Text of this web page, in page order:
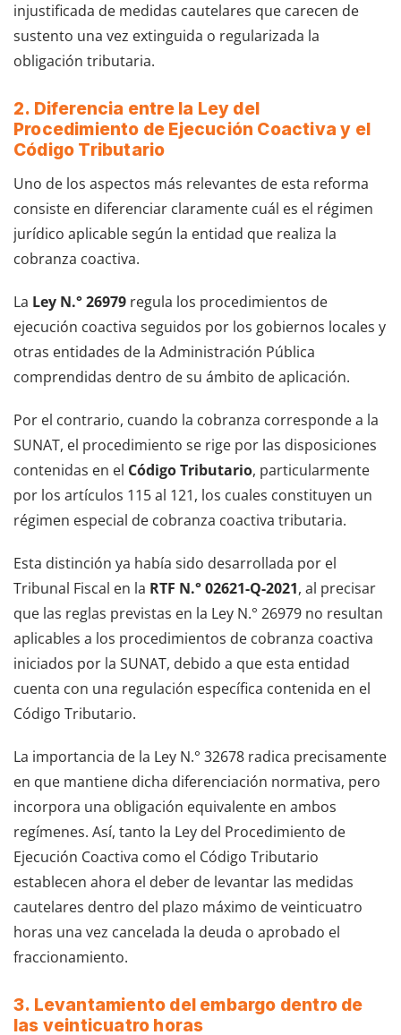
injustificada de medidas cautelares que carecen de
sustento una vez extinguida o regularizada la
obligación tributaria.
2. Diferencia entre la Ley del
Procedimiento de Ejecución Coactiva y el
Código Tributario
Uno de los aspectos más relevantes de esta reforma
consiste en diferenciar claramente cuál es el régimen
jurídico aplicable según la entidad que realiza la
cobranza coactiva.
La Ley N.° 26979 regula los procedimientos de
ejecución coactiva seguidos por los gobiernos locales y
otras entidades de la Administración Pública
comprendidas dentro de su ámbito de aplicación.
Por el contrario, cuando la cobranza corresponde a la
SUNAT, el procedimiento se rige por las disposiciones
contenidas en el Código Tributario, particularmente
por los artículos 115 al 121, los cuales constituyen un
régimen especial de cobranza coactiva tributaria.
Esta distinción ya había sido desarrollada por el
Tribunal Fiscal en la RTF N.° 02621-Q-2021, al precisar
que las reglas previstas en la Ley N.° 26979 no resultan
aplicables a los procedimientos de cobranza coactiva
iniciados por la SUNAT, debido a que esta entidad
cuenta con una regulación específica contenida en el
Código Tributario.
La importancia de la Ley N.° 32678 radica precisamente
en que mantiene dicha diferenciación normativa, pero
incorpora una obligación equivalente en ambos
regímenes. Así, tanto la Ley del Procedimiento de
Ejecución Coactiva como el Código Tributario
establecen ahora el deber de levantar las medidas
cautelares dentro del plazo máximo de veinticuatro
horas una vez cancelada la deuda o aprobado el
fraccionamiento.
3. Levantamiento del embargo dentro de
las veinticuatro horas